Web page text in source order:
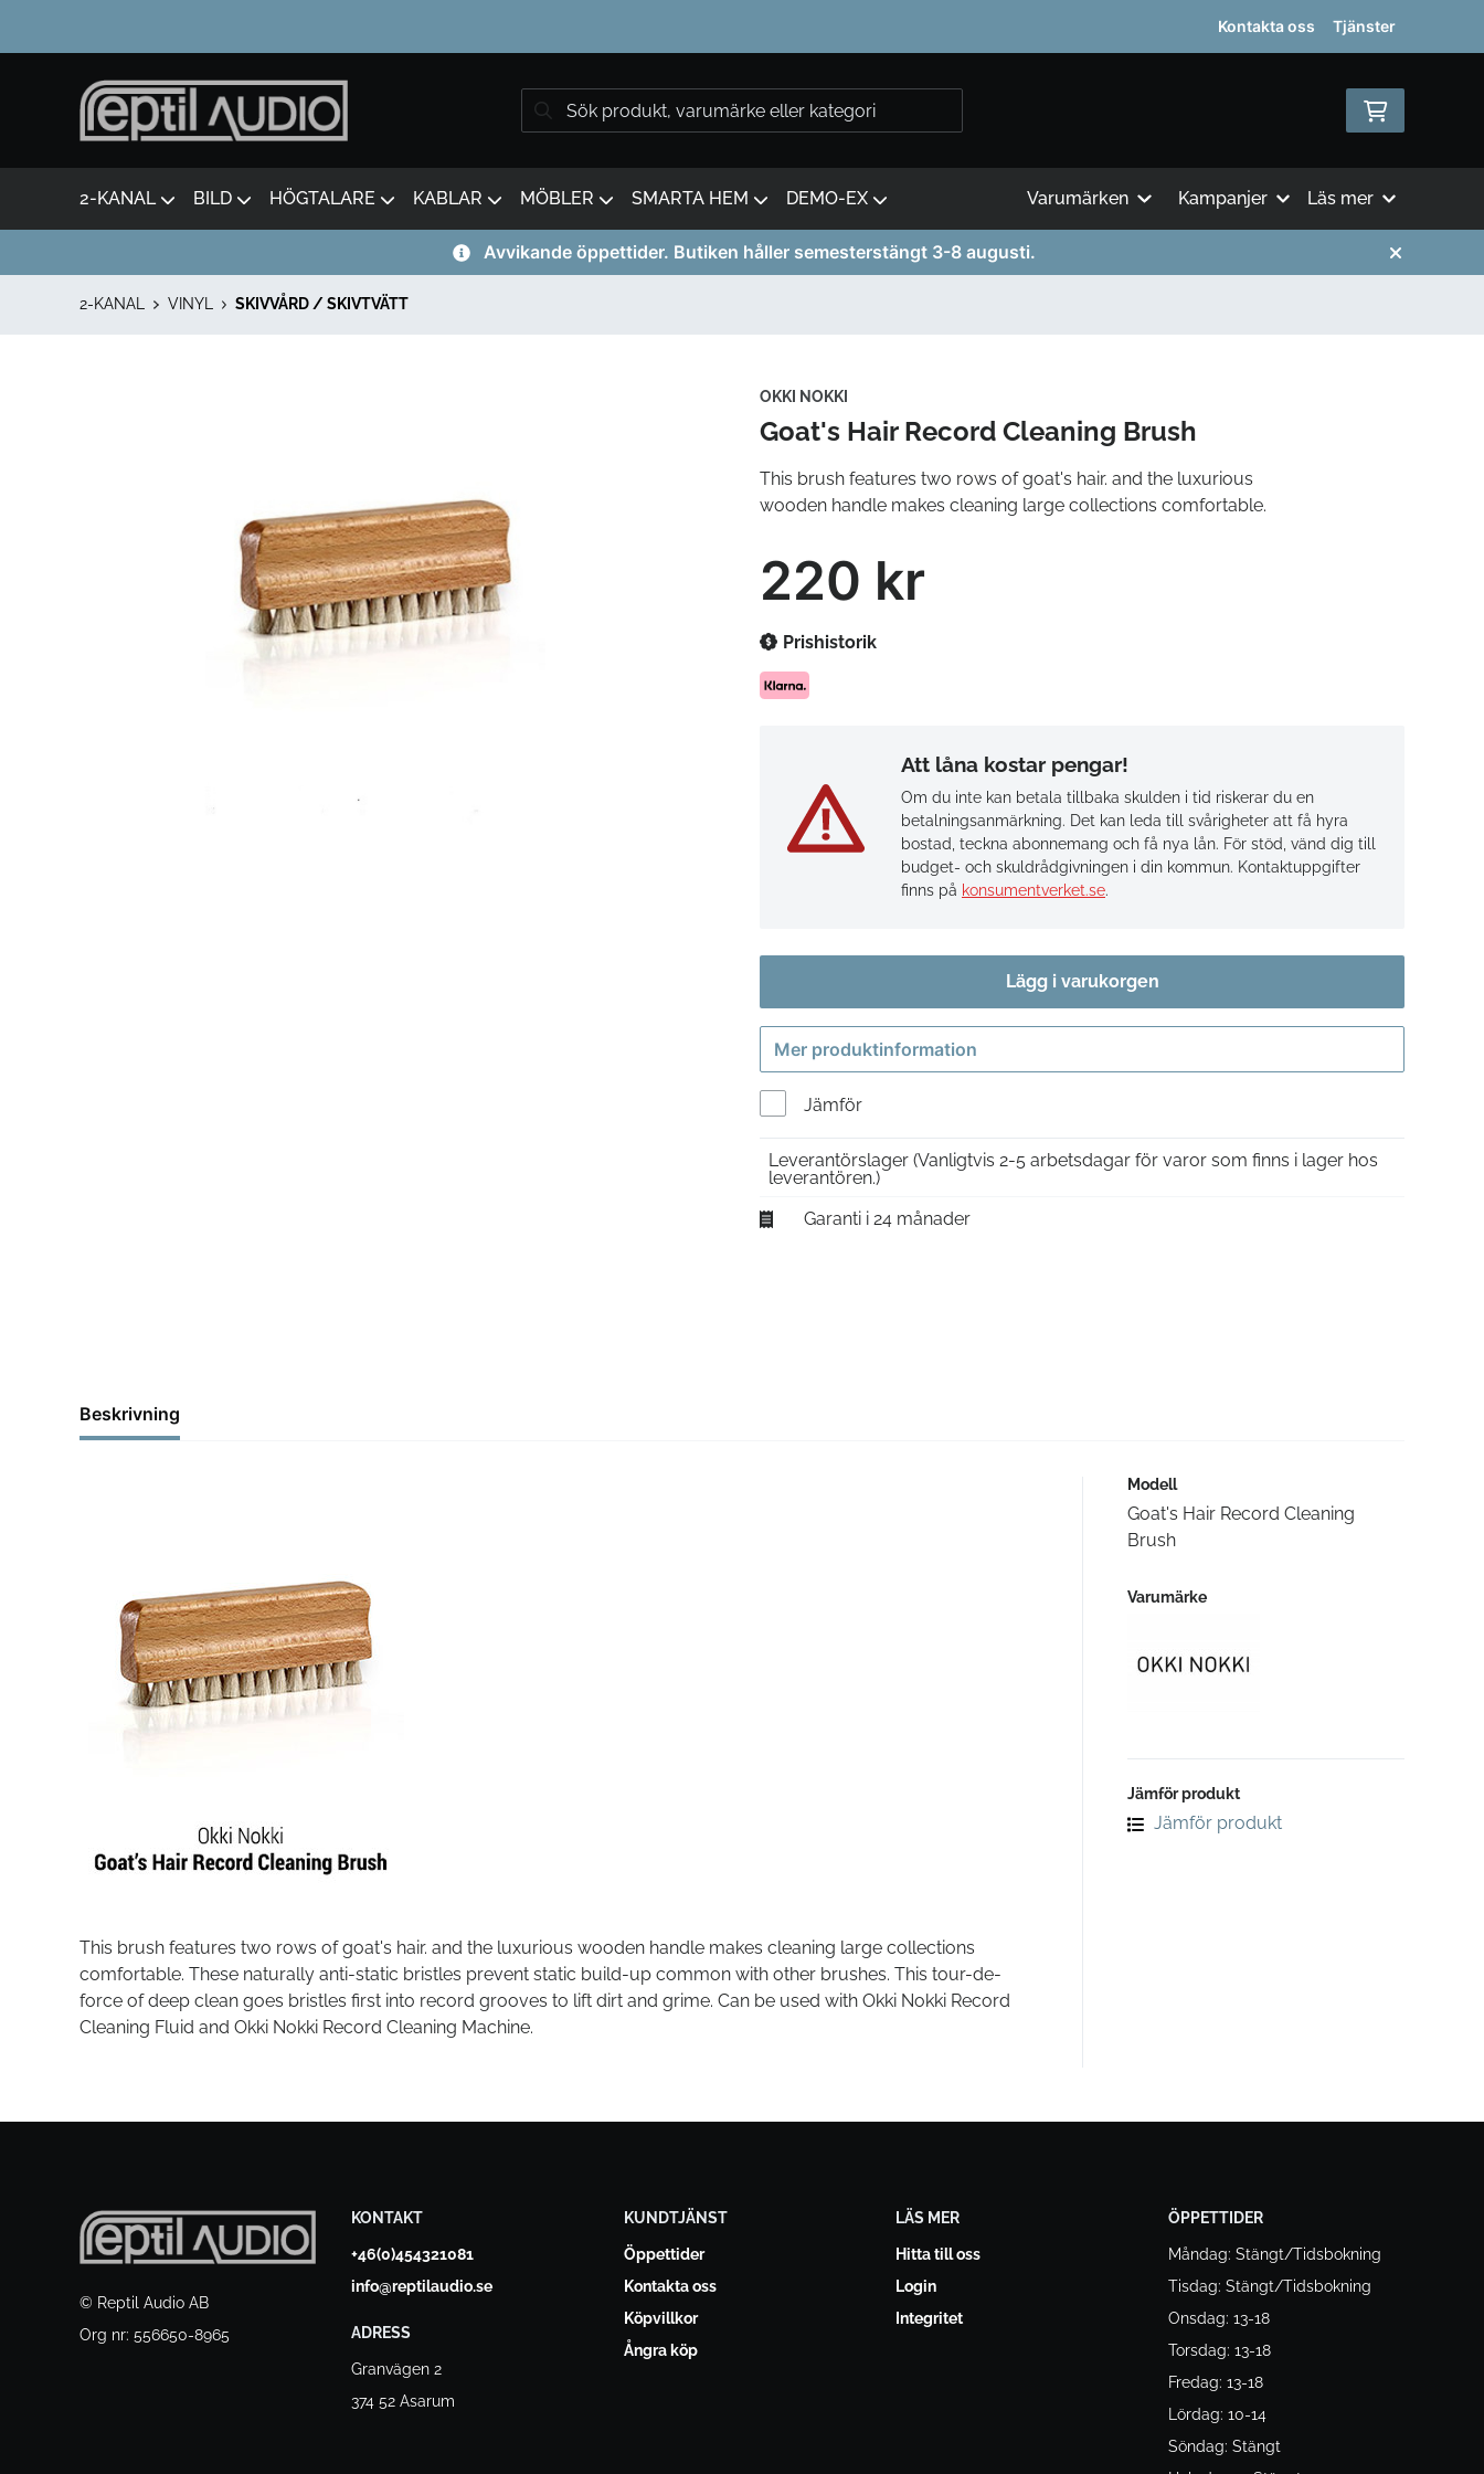
Kontakta oss Tjänster
2-KANAL BILD HÖGTALARE KABLAR MÖBLER SMARTA HEM DEMO-EX Varumärken Kampanjer Läs mer
Avvikande öppettider. Butiken håller semesterstängt 3-8 augusti.
2-KANAL VINYL SKIVVÅRD / SKIVTVÄTT
OKKI NOKKI
Goat's Hair Record Cleaning Brush
This brush features two rows of goat's hair. and the luxurious
wooden handle makes cleaning large collections comfortable.
220 kr
Prishistorik
Att låna kostar pengar!
Om du inte kan betala tillbaka skulden i tid riskerar du en
betalningsanmärkning. Det kan leda till svårigheter att få hyra
bostad, teckna abonnemang och få nya lån. För stöd, vänd dig till
budget- och skuldrådgivningen i din kommun. Kontaktuppgifter
finns på konsumentverket.se.
Lägg i varukorgen
Mer produktinformation
Jämför
Leverantörslager (Vanligtvis 2-5 arbetsdagar för varor som finns i lager hos
leverantören.)
Garanti i 24 månader
Beskrivning
This brush features two rows of goat's hair. and the luxurious wooden handle makes cleaning large collections
comfortable. These naturally anti-static bristles prevent static build-up common with other brushes. This tour-de-
force of deep clean goes bristles first into record grooves to lift dirt and grime. Can be used with Okki Nokki Record
Cleaning Fluid and Okki Nokki Record Cleaning Machine.
Modell
Goat's Hair Record Cleaning
Brush
Varumärke
Jämför produkt
Jämför produkt
© Reptil Audio AB
Org nr: 556650-8965
KONTAKT
+46(0)454321081
info@reptilaudio.se
ADRESS
Granvägen 2
374 52 Asarum
KUNDTJÄNST
Öppettider
Kontakta oss
Köpvillkor
Ångra köp
LÄS MER
Hitta till oss
Login
Integritet
ÖPPETTIDER
Måndag: Stängt/Tidsbokning
Tisdag: Stängt/Tidsbokning
Onsdag: 13-18
Torsdag: 13-18
Fredag: 13-18
Lördag: 10-14
Söndag: Stängt